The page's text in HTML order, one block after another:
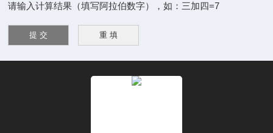
请输入计算结果（填写阿拉伯数字），如：三加四=7